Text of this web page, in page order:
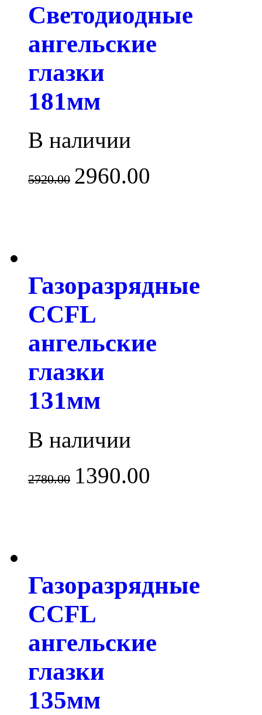
Светодиодные
ангельские
глазки
181мм
В наличии
5920.00 2960.00
Газоразрядные
CCFL
ангельские
глазки
131мм
В наличии
2780.00 1390.00
Газоразрядные
CCFL
ангельские
глазки
135мм